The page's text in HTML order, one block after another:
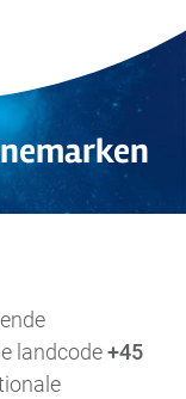
landcode+45